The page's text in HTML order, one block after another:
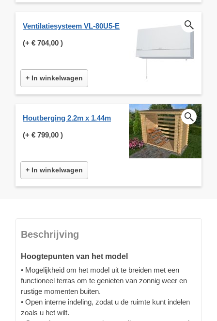
Ventilatiesysteem VL-80U5-E
(+ € 704,00 )
+ In winkelwagen
Houtberging 2.2m x 1.44m
(+ € 799,00 )
+ In winkelwagen
Beschrijving
Hoogtepunten van het model
• Mogelijkheid om het model uit te breiden met een
functioneel terras om te genieten van zonnig weer en
rustige momenten buiten.
• Open interne indeling, zodat u de ruimte kunt indelen
zoals u het wilt.